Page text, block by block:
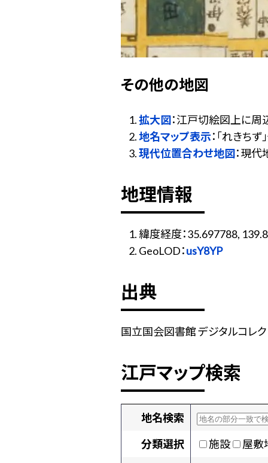
その他の地図
拡大図：江戸切絵図上に周
地名マップ表示：「れきち
現代位置合わせ地図：現
地理情報
緯度経度：35.697788,
GeoLOD：usY8YP
出典
国立国会図書館 デジタルコレク
江戸マップ検索
地名検索
分類選択
施設
屋敷